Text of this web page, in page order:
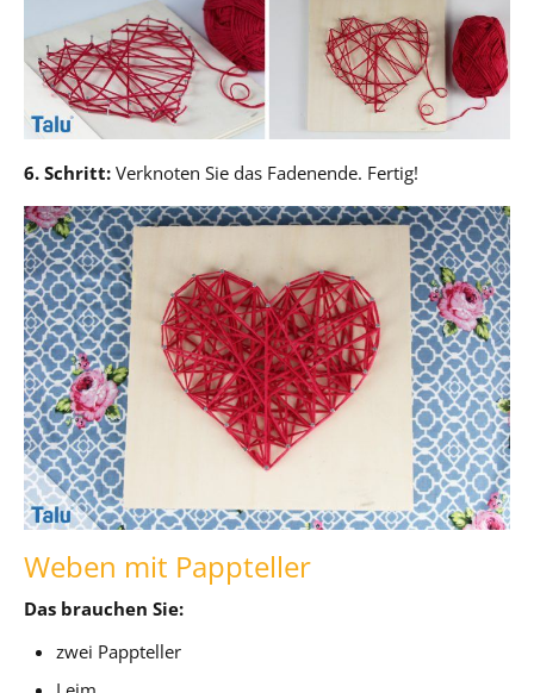
6. Schritt: Verknoten Sie das Fadenende. Fertig!
Weben mit Pappteller
Das brauchen Sie:
zwei Pappteller